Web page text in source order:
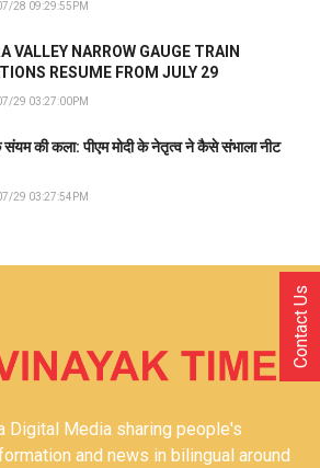
28 09:29:55PM
VALLEY NARROW GAUGE TRAIN
RESUME FROM JULY 29
29 03:27:00PM
संयम की कला: पीएम मोदी के नेतृत्व ने कैसे संभाला नीट
29 03:27:54PM
Digital Media sharing people's
and news in bilingual around
Contact Us